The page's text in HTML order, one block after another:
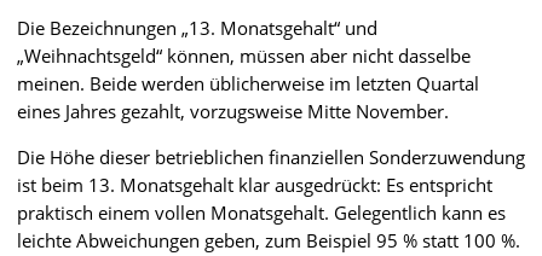
Die Bezeichnungen „13. Monatsgehalt“ und
„Weihnachtsgeld“ können, müssen aber nicht dasselbe
meinen. Beide werden üblicherweise im letzten Quartal
eines Jahres gezahlt, vorzugsweise Mitte November.
Die Höhe dieser betrieblichen finanziellen Sonderzuwendung
ist beim 13. Monatsgehalt klar ausgedrückt: Es entspricht
praktisch einem vollen Monatsgehalt. Gelegentlich kann es
leichte Abweichungen geben, zum Beispiel 95 % statt 100 %.